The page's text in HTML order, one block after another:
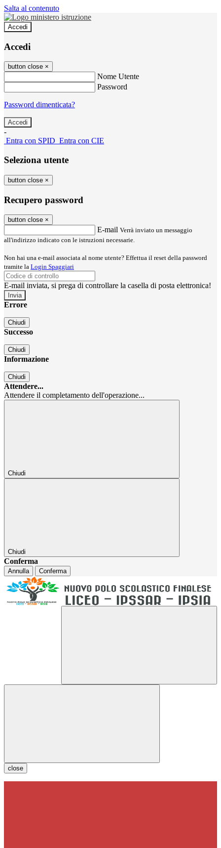
Salta al contenuto
Accedi
Accedi
button close ×
Nome Utente
Password
Password dimenticata?
-
Entra con SPID Entra con CIE
Seleziona utente
button close ×
Recupero password
button close ×
E-mail Verrà inviato un messaggio
all'indirizzo indicato con le istruzioni necessarie.
Non hai una e-mail associata al nome utente? Effettua il reset della password
tramite la Login Spaggiari
E-mail inviata, si prega di controllare la casella di posta elettronica!
Errore
Chiudi
Successo
Chiudi
Informazione
Chiudi
Attendere...
Attendere il completamento dell'operazione...
Chiudi
Chiudi
Conferma
Annulla Conferma
close